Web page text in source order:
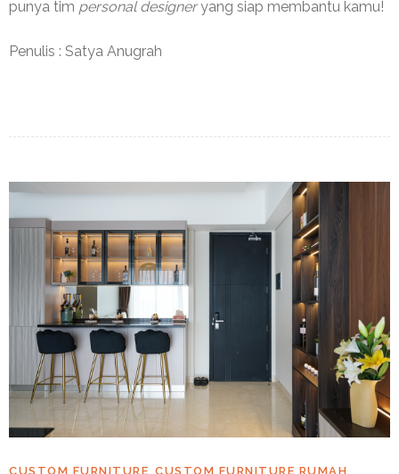
punya tim personal designeryang siap membantu kamu!
Penulis : Satya Anugrah
CUSTOM FURNITURE CUSTOM FURNITURE RUMAH